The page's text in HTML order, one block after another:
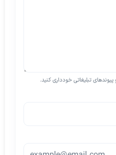
تبلیغاتی خودداری کنید.